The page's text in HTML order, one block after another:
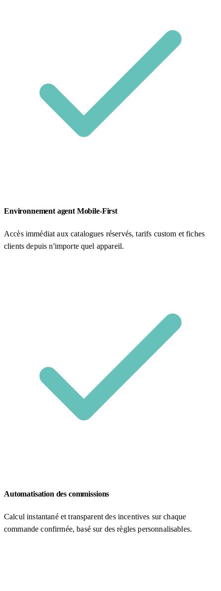
Environnement agent Mobile-First
Accès immédiat aux catalogues réservés, tarifs custom et fiches
clients depuis n'importe quel appareil.
Automatisation des commissions
Calcul instantané et transparent des incentives sur chaque
commande confirmée, basé sur des règles personnalisables.